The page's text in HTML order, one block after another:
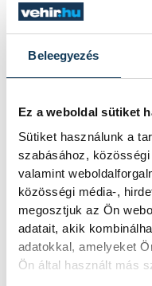
Beleegyezés
Ez a weboldal sütiket
Sütiket használunk a
szabásához,
valamint
közösségi média-,
megosztjuk az Ön
adatait, akik
adatokkal, amelyeket
Ön által használt más
díjas Kis Bakony
produkciójával,
A kiállítás a
megtekinthető
ahová a
kézfertőtlenítés,
testhőmérséklet-